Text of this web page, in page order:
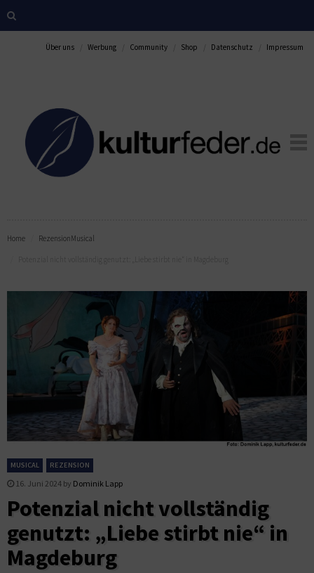
Über uns Werbung Community Shop Datenschutz Impressum
Home RezensionMusical
MUSICAL REZENSION
16. Juni 2024 by Dominik Lapp
Potenzial nicht vollständig
genutzt: „Liebe stirbt nie“ in
Magdeburg